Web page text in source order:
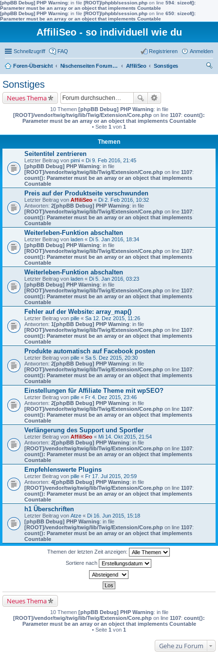
[phpBB Debug] PHP Warning: in file [ROOT]/phpbb/session.php on line 594: sizeof():
Parameter must be an array or an object that implements Countable
[phpBB Debug] PHP Warning: in file [ROOT]/phpbb/session.php on line 650: sizeof():
Parameter must be an array or an object that implements Countable
AffiliSeo - so individuell wie du
Schnellzugriff FAQ Anmelden
Registrieren
Foren-Übersicht Nischenseiten Forum von AffiliSeo AffiliSeo
Sonstiges
Sonstiges
Neues Thema
10 Themen [phpBB Debug] PHP Warning: in file
[ROOT]/vendor/twig/twig/lib/Twig/Extension/Core.php on line 1107: count():
Parameter must be an array or an object that implements Countable
• Seite 1 von 1
Themen
Seitentitel zentrieren
Letzter Beitrag von pimi « Di 9. Feb 2016, 21:45
[phpBB Debug] PHP Warning: in file
[ROOT]/vendor/twig/twig/lib/Twig/Extension/Core.php on line 1107:
count(): Parameter must be an array or an object that implements
Countable
Preis auf der Produktseite verschwunden
Letzter Beitrag von AffiliSeo « Di 2. Feb 2016, 10:32
Antworten: 2[phpBB Debug] PHP Warning: in file
[ROOT]/vendor/twig/twig/lib/Twig/Extension/Core.php on line 1107:
count(): Parameter must be an array or an object that implements
Countable
Weiterleben-Funktion abschalten
Letzter Beitrag von laden « Di 5. Jan 2016, 18:34
[phpBB Debug] PHP Warning: in file
[ROOT]/vendor/twig/twig/lib/Twig/Extension/Core.php on line 1107:
count(): Parameter must be an array or an object that implements
Countable
Weiterleben-Funktion abschalten
Letzter Beitrag von laden « Di 5. Jan 2016, 03:23
[phpBB Debug] PHP Warning: in file
[ROOT]/vendor/twig/twig/lib/Twig/Extension/Core.php on line 1107:
count(): Parameter must be an array or an object that implements
Countable
Fehler auf der Website: array_map()
Letzter Beitrag von pille « Sa 12. Dez 2015, 11:26
Antworten: 1[phpBB Debug] PHP Warning: in file
[ROOT]/vendor/twig/twig/lib/Twig/Extension/Core.php on line 1107:
count(): Parameter must be an array or an object that implements
Countable
Produkte automatisch auf Facebook posten
Letzter Beitrag von pille « Sa 5. Dez 2015, 20:30
Antworten: 2[phpBB Debug] PHP Warning: in file
[ROOT]/vendor/twig/twig/lib/Twig/Extension/Core.php on line 1107:
count(): Parameter must be an array or an object that implements
Countable
Einstellungen für Affiliate Theme mit wpSEO?
Letzter Beitrag von pille « Fr 4. Dez 2015, 23:46
Antworten: 2[phpBB Debug] PHP Warning: in file
[ROOT]/vendor/twig/twig/lib/Twig/Extension/Core.php on line 1107:
count(): Parameter must be an array or an object that implements
Countable
Verlängerung des Support und Sportler
Letzter Beitrag von AffiliSeo « Mi 14. Okt 2015, 21:54
Antworten: 2[phpBB Debug] PHP Warning: in file
[ROOT]/vendor/twig/twig/lib/Twig/Extension/Core.php on line 1107:
count(): Parameter must be an array or an object that implements
Countable
Empfehlenswerte Plugins
Letzter Beitrag von pille « Fr 17. Jul 2015, 20:59
Antworten: 4[phpBB Debug] PHP Warning: in file
[ROOT]/vendor/twig/twig/lib/Twig/Extension/Core.php on line 1107:
count(): Parameter must be an array or an object that implements
Countable
h1 Überschriften
Letzter Beitrag von Atze « Di 16. Jun 2015, 15:18
[phpBB Debug] PHP Warning: in file
[ROOT]/vendor/twig/twig/lib/Twig/Extension/Core.php on line 1107:
count(): Parameter must be an array or an object that implements
Countable
Themen der letzten Zeit anzeigen:
Sortiere nach
Neues Thema
10 Themen [phpBB Debug] PHP Warning: in file
[ROOT]/vendor/twig/twig/lib/Twig/Extension/Core.php on line 1107: count():
Parameter must be an array or an object that implements Countable
• Seite 1 von 1
Gehe zu Forum